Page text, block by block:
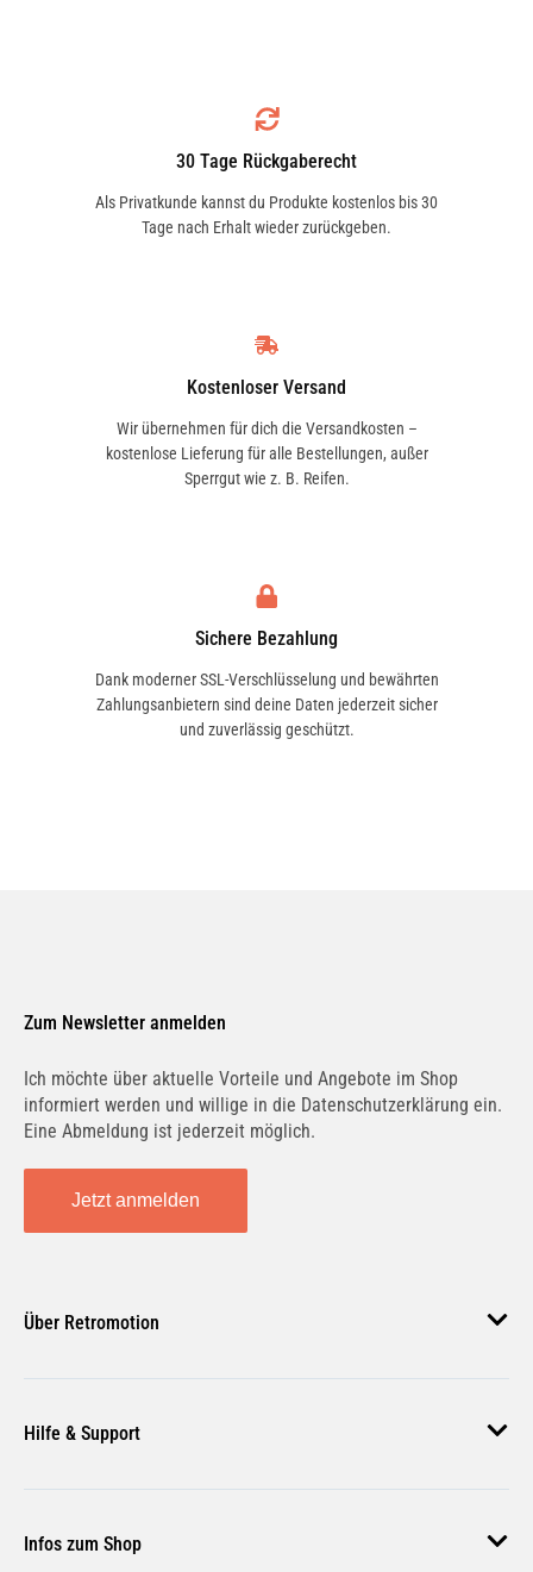
30 Tage Rückgaberecht
Als Privatkunde kannst du Produkte kostenlos bis 30
Tage nach Erhalt wieder zurückgeben.
Kostenloser Versand
Wir übernehmen für dich die Versandkosten –
kostenlose Lieferung für alle Bestellungen, außer
Sperrgut wie z. B. Reifen.
Sichere Bezahlung
Dank moderner SSL-Verschlüsselung und bewährten
Zahlungsanbietern sind deine Daten jederzeit sicher
und zuverlässig geschützt.
Zum Newsletter anmelden
Ich möchte über aktuelle Vorteile und Angebote im Shop
informiert werden und willige in die Datenschutzerklärung ein.
Eine Abmeldung ist jederzeit möglich.
Jetzt anmelden
Über Retromotion
Unsere Jobs
Magazin
Hilfe & Support
Zahlungsmethoden
Infos zum Shop